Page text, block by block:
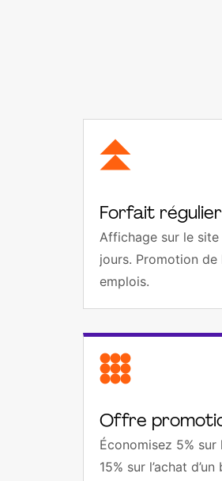
Forfait
Affichage sur le
jours. Promotion de
emplois.
Offre
Économisez 5% sur
15% sur l’achat